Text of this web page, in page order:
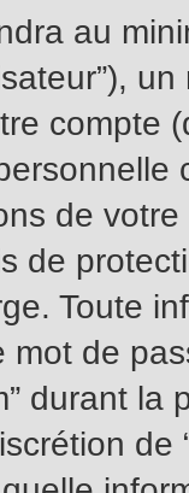
au
compte
de
de
Toute
mot de
durant la
de